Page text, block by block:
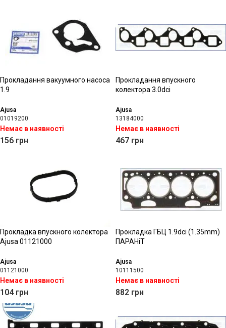
Прокладання вакуумного насоса
1.9
Ajusa
01019200
Немає в наявності
156 грн
Прокладання впускного
колектора 3.0dci
Ajusa
13184000
Немає в наявності
467 грн
Прокладка впускного колектора
Ajusa 01121000
Ajusa
01121000
Немає в наявності
104 грн
Прокладка ГБЦ 1.9dci (1.35mm)
ПАРАНіТ
Ajusa
10111500
Немає в наявності
882 грн